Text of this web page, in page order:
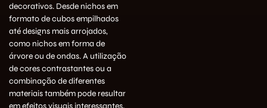
decorativos. Desde nichos em
formato de cubos empilhados
até designs mais arrojados,
como nichos em forma de
árvore ou de ondas. A utilização
de cores contrastantes ou a
combinação de diferentes
materiais também pode resultar
em efeitos visuais interessantes.